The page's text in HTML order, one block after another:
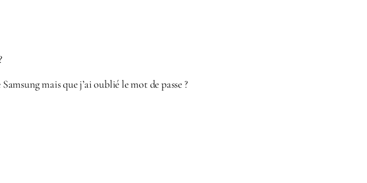
mais que j’ai oublié le mot de passe ?